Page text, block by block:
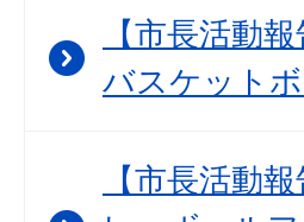
【市長活動
バスケット
【市長活動